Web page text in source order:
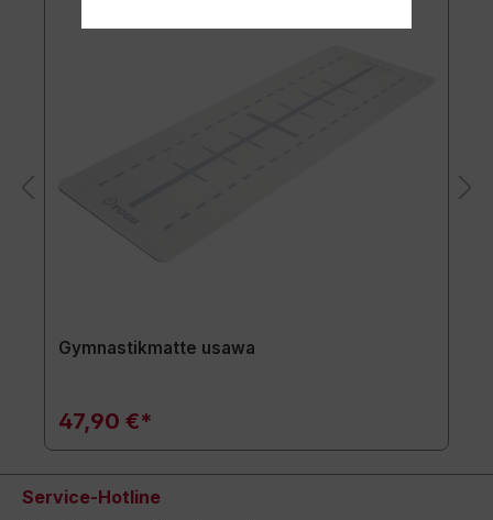
Gymnastikmatte usawa
47,90 €*
Service-Hotline